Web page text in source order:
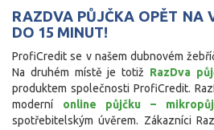
RAZDVA PŮJČKA OPĚT NA
DO 15 MINUT!
ProfiCredit se v našem dubnovém
Na druhém místě je totiž RazDva
produktem společnosti ProfiCredit.
moderní online půjčku –
spotřebitelským úvěrem. Zákazníci